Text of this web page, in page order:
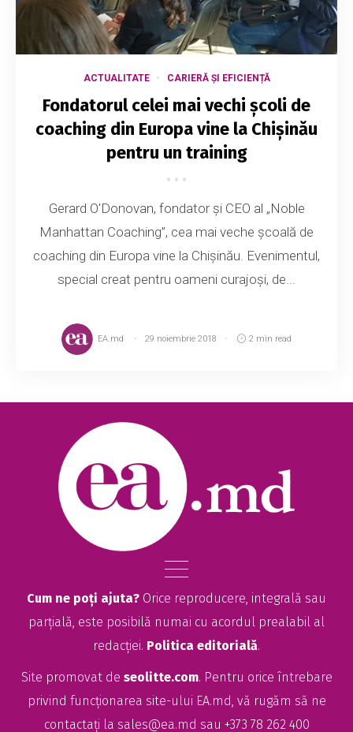
ACTUALITATE CARIERĂ ȘI EFICIENȚĂ
Fondatorul celei mai vechi școli de
coaching din Europa vine la Chișinău
pentru un training
Gerard O'Donovan, fondator și CEO al „Noble
Manhattan Coaching”, cea mai veche școală de
coaching din Europa vine la Chișinău. Evenimentul,
special creat pentru oameni curajoși, de...
EA.md 29 noiembrie 2018 2 min read
Cum ne poți ajuta? Orice reproducere, integrală sau
parțială, este posibilă numai cu acordul prealabil al
redacției. Politica editorială.
Site promovat de seolitte.com. Pentru orice întrebare
privind funcționarea site-ului EA.md, vă rugăm să ne
contactați la sales@ea.md sau +373 78 262 400